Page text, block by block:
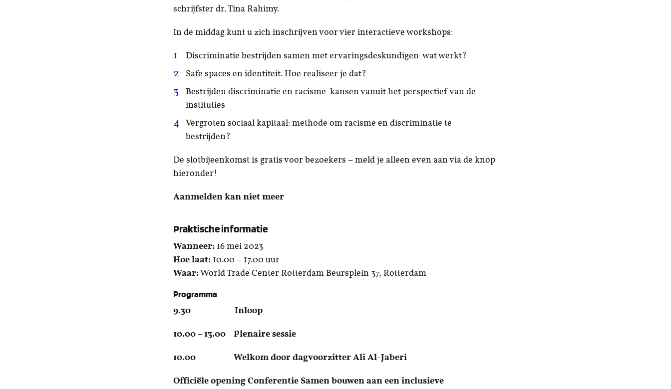
schrijfster dr. Tina Rahimy.
In de middag kunt u zich inschrijven voor vier interactieve workshops:
Discriminatie bestrijden samen met ervaringsdeskundigen: wat werkt?
Safe spaces en identiteit. Hoe realiseer je dat?
Bestrijden discriminatie en racisme: kansen vanuit het perspectief van de
instituties
Vergroten sociaal kapitaal: methode om racisme en discriminatie te
bestrijden?
De slotbijeenkomst is gratis voor bezoekers – meld je alleen even aan via de knop
hieronder!
Aanmelden kan niet meer
Praktische informatie
Wanneer: 16 mei 2023
Hoe laat: 10.00 – 17.00 uur
Waar: World Trade Center Rotterdam Beursplein 37, Rotterdam
Programma
9.30 Inloop
10.00 – 13.00 Plenaire sessie
10.00 Welkom door dagvoorzitter Ali Al-Jaberi
Officiële opening Conferentie Samen bouwen aan een inclusieve